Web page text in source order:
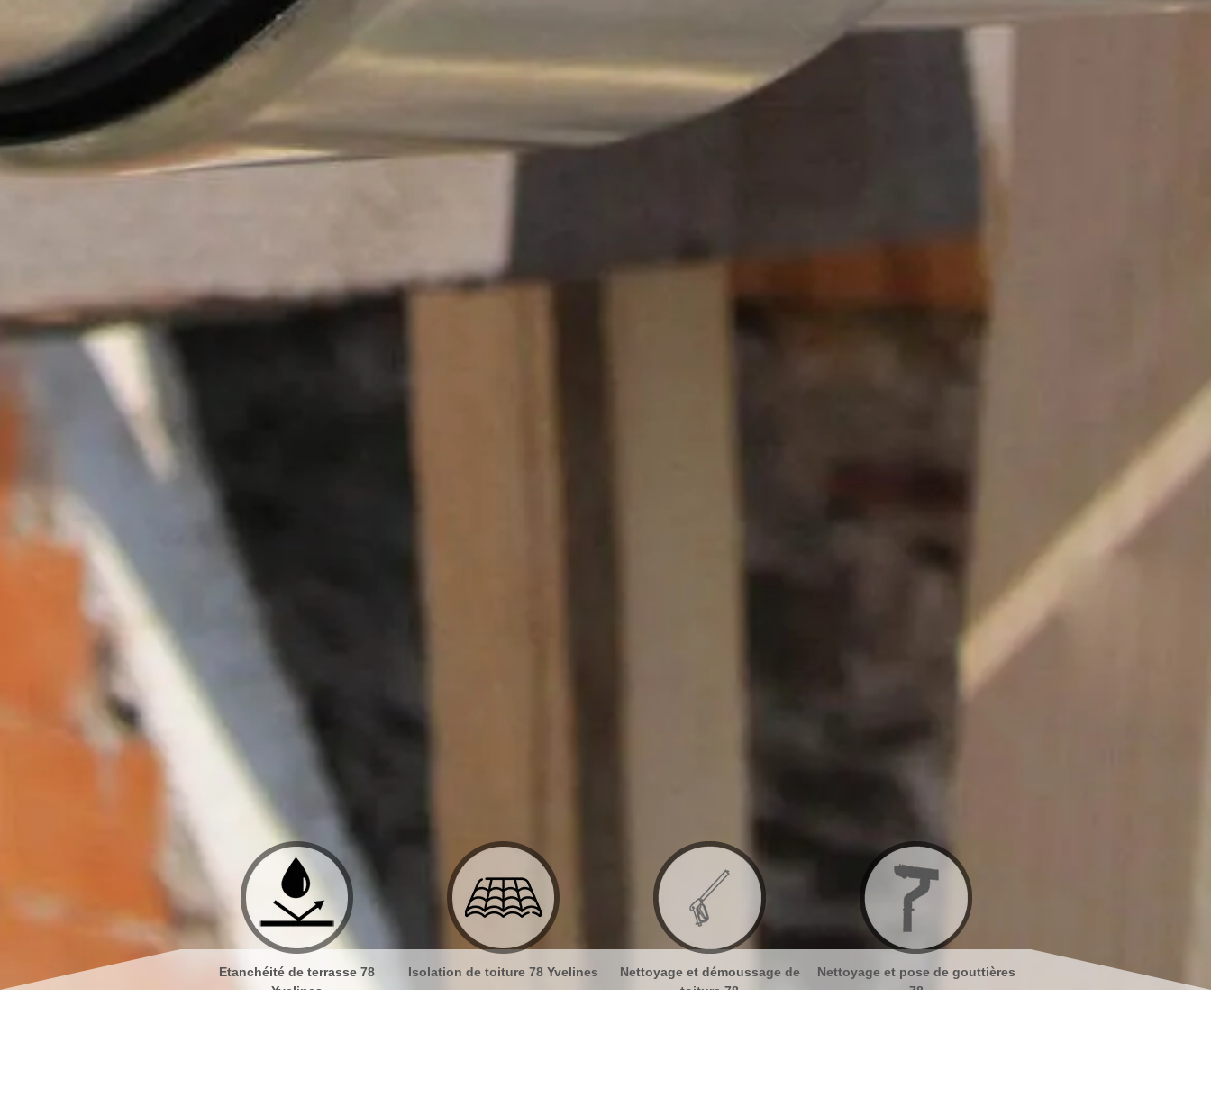
Etanchéité de terrasse 78
Yvelines
Isolation de toiture 78 Yvelines
Nettoyage et démoussage de
toiture 78
Nettoyage et pose de gouttières
78
Nettoyage et ravalement de
façades 78
Peinture sur